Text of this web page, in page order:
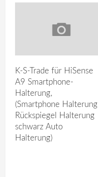
K-S-Trade für HiSense
A9 Smartphone-
Halterung,
(Smartphone Halterung
Rückspiegel Halterung
schwarz Auto
Halterung)